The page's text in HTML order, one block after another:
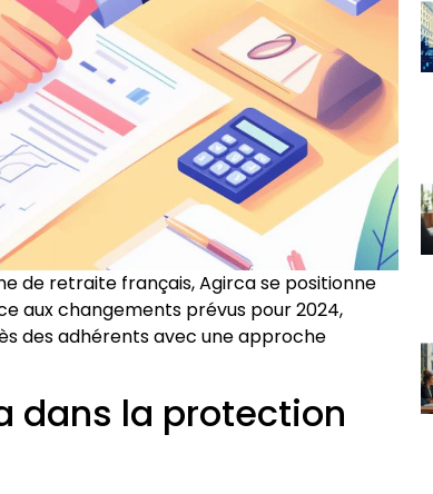
de retraite français, Agirca se positionne
aux changements prévus pour 2024,
des adhérents avec une approche
dans la protection